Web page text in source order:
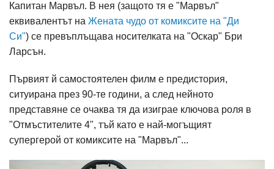
Капитан Марвъл. В нея (защото тя е "Марвъл"
еквивалентът на Жената чудо от комиксите на "Ди
Си") се превъплъщава носителката на "Оскар" Бри
Ларсън.
Първият й самостоятелен филм е предистория,
ситуирана през 90-те години, а след нейното
представяне се очаква тя да изиграе ключова роля в
"Отмъстителите 4", тъй като е най-могъщият
супергерой от комиксите на "Марвъл"...